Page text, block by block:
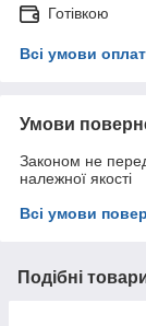
Готівкою
Всі умови
Умови
Законом не
належної якості
Всі умови
Подібні